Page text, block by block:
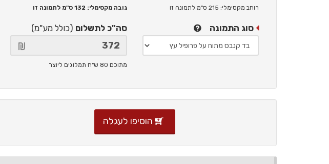
רוחב מקסימלי: 215 ס"מ לתמונה זו גובה מקסימלי: 132 ס"מ לתמונה זו
סוג התמונה סה"כ לתשלום (כולל מע"מ)
מתוכם 80 ש"ח תמלוגים ליוצר
הוסיפו לעגלה